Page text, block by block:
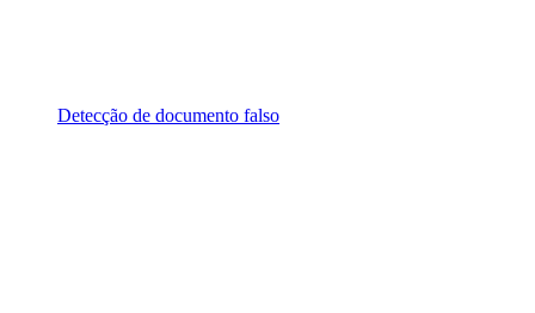
Detecção de documento falso